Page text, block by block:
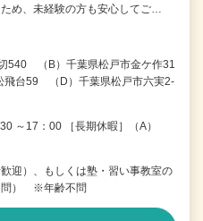
め、未経験の方も安心してご…
540 （B）千葉県松戸市金ケ作31
台59 （D）千葉県松戸市六実2-
～17：00 ［長期休暇］（A）
迎）、もしくは塾・習い事教室の
問） ※年齢不問